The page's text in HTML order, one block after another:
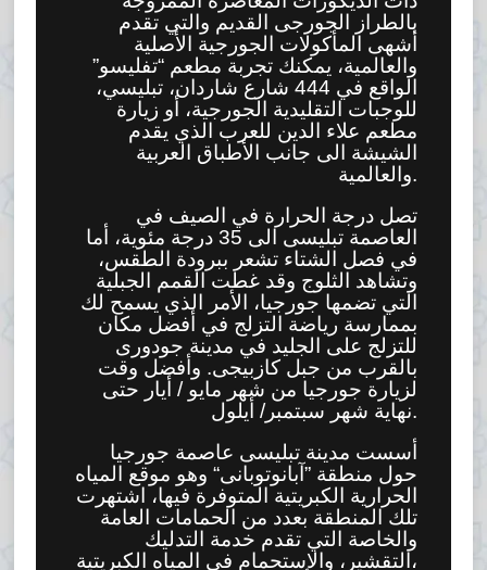
بالطراز الجورجى القديم والتي تقدم
أشهى المأكولات الجورجية الأصلية
والعالمية، يمكنك تجربة مطعم “تفليسو”
الواقع في 444 شارع شاردان، تبليسي،
للوجبات التقليدية الجورجية، أو زيارة
مطعم علاء الدين للعرب الذي يقدم
الشيشة الى جانب الأطباق العربية
والعالمية.
تصل درجة الحرارة في الصيف في
العاصمة تبليسى الى 35 درجة مئوية، أما
في فصل الشتاء تشعر ببرودة الطقس،
وتشاهد الثلوج وقد غطت القمم الجبلية
التي تضمها جورجيا، الأمر الذي يسمح لك
بممارسة رياضة التزلج في أفضل مكان
للتزلج على الجليد في مدينة جودورى
بالقرب من جبل كازبيجى. وأفضل وقت
لزيارة جورجيا من شهر مايو / أيار حتى
نهاية شهر سبتمبر/ أيلول.
أسست مدينة تبليسى عاصمة جورجيا
حول منطقة ”آبانوتوبانى“ وهو موقع المياه
الحرارية الكبريتية المتوفرة فيها، اشتهرت
تلك المنطقة بعدد من الحمامات العامة
والخاصة التي تقدم خدمة التدليك
،التقشير، والاستحمام في المياه الكبريتية